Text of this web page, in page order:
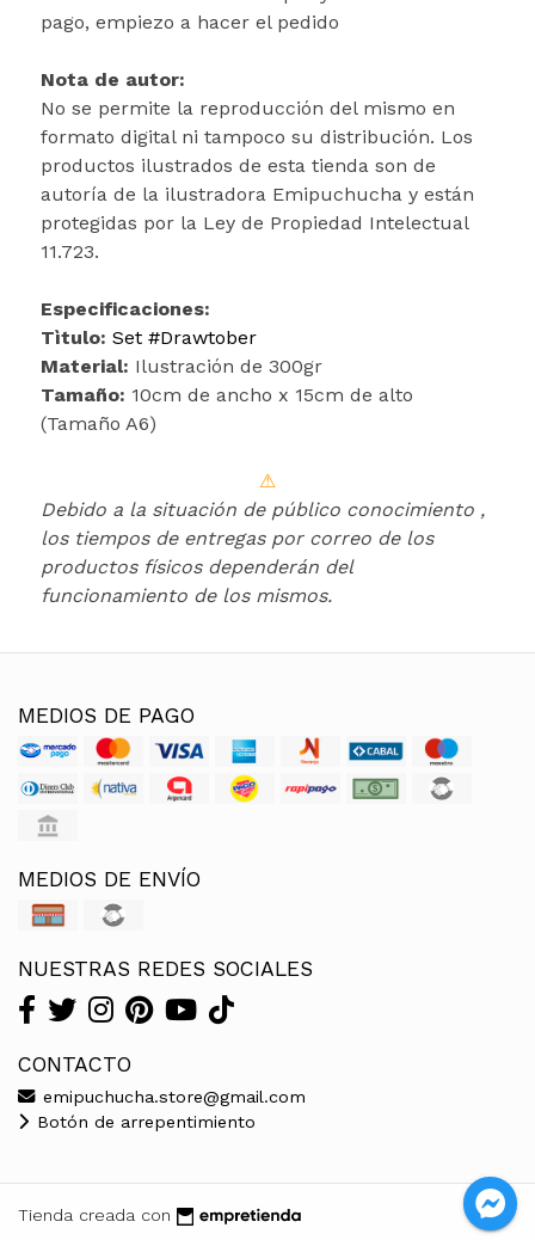
pago, empiezo a hacer el pedido
Nota de autor:
No se permite la reproducción del mismo en
formato digital ni tampoco su distribución. Los
productos ilustrados de esta tienda son de
autoría de la ilustradora Emipuchucha y están
protegidas por la Ley de Propiedad Intelectual
11.723.
Especificaciones:
Tìtulo: Set #Drawtober
Material: Ilustración de 300gr
Tamaño: 10cm de ancho x 15cm de alto
(Tamaño A6)
⚠
Debido a la situación de público conocimiento ,
los tiempos de entregas por correo de los
productos físicos dependerán del
funcionamiento de los mismos.
MEDIOS DE PAGO
MEDIOS DE ENVÍO
NUESTRAS REDES SOCIALES
CONTACTO
emipuchucha.store@gmail.com
Botón de arrepentimiento
Tienda creada con